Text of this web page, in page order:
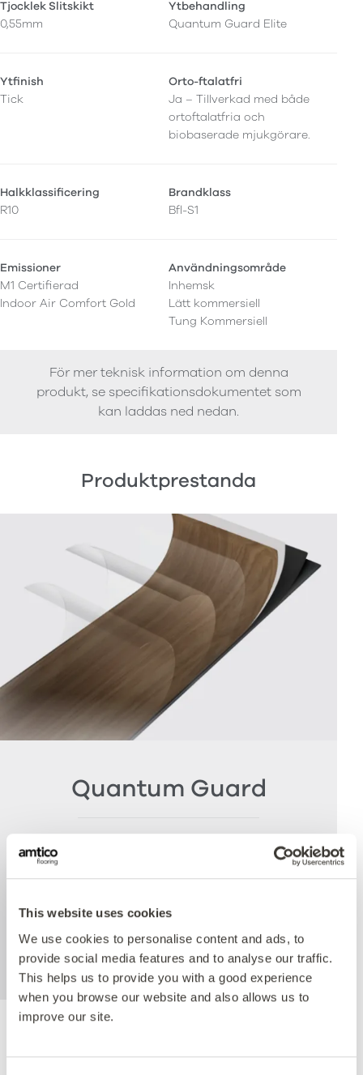
This website uses cookies
We use cookies to personalise content and ads, to
provide social media features and to analyse our traffic.
This helps us to provide you with a good experience
when you browse our website and also allows us to
improve our site.
Tjocklek Slitskikt
0,55mm
Ytbehandling
Quantum Guard Elite
Ytfinish
Tick
Orto-ftalatfri
Ja – Tillverkad med både
ortoftalatfria och
biobaserade mjukgörare.
Halkklassificering
R10
Brandklass
Bfl-S1
Emissioner
M1 Certifierad
Indoor Air Comfort Gold
Användningsområde
Inhemsk
Lätt kommersiell
Tung Kommersiell
För mer teknisk information om denna
produkt, se specifikationsdokumentet som
kan laddas ned nedan.
Produktprestanda
Quantum Guard
System is our Quantum Guard urethane layer.
Amtico’s Quantum Guard is the most durable
enhances the realism of our natural-looking
products whilst making them easier to clean and
eliminating the need for polish.